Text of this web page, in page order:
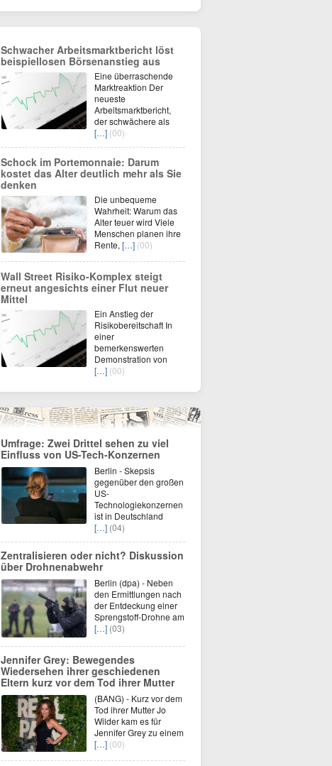
Schwacher Arbeitsmarktbericht löst
beispiellosen Börsenanstieg aus
Eine überraschende
Marktreaktion Der
neueste
Arbeitsmarktbericht,
der schwächere als
[…] (00)
Schock im Portemonnaie: Darum
kostet das Alter deutlich mehr als Sie
denken
Die unbequeme
Wahrheit: Warum das
Alter teuer wird Viele
Menschen planen ihre
Rente, […] (00)
Wall Street Risiko-Komplex steigt
erneut angesichts einer Flut neuer
Mittel
Ein Anstieg der
Risikobereitschaft In
einer
bemerkenswerten
Demonstration von
[…] (00)
Umfrage: Zwei Drittel sehen zu viel
Einfluss von US-Tech-Konzernen
Berlin - Skepsis
gegenüber den großen
US-
Technologiekonzernen
ist in Deutschland
[…] (04)
Zentralisieren oder nicht? Diskussion
über Drohnenabwehr
Berlin (dpa) - Neben
den Ermittlungen nach
der Entdeckung einer
Sprengstoff-Drohne am
[…] (03)
Jennifer Grey: Bewegendes
Wiedersehen ihrer geschiedenen
Eltern kurz vor dem Tod ihrer Mutter
(BANG) - Kurz vor dem
Tod ihrer Mutter Jo
Wilder kam es für
Jennifer Grey zu einem
[…] (00)